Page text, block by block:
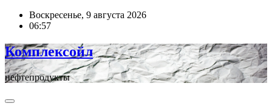
ПерейтиВоскресенье, 9 августа 2026
06:57
Комплексойл
нефтепродукты